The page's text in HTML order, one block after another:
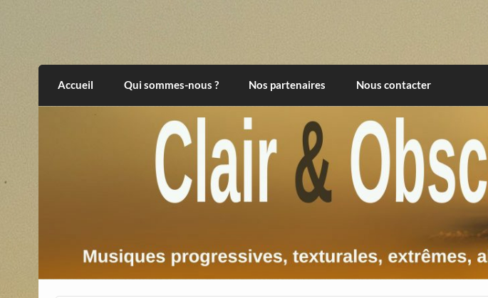
Clair et Obscur
Accueil Qui sommes-nous ? Nos partenaires Nous contacter